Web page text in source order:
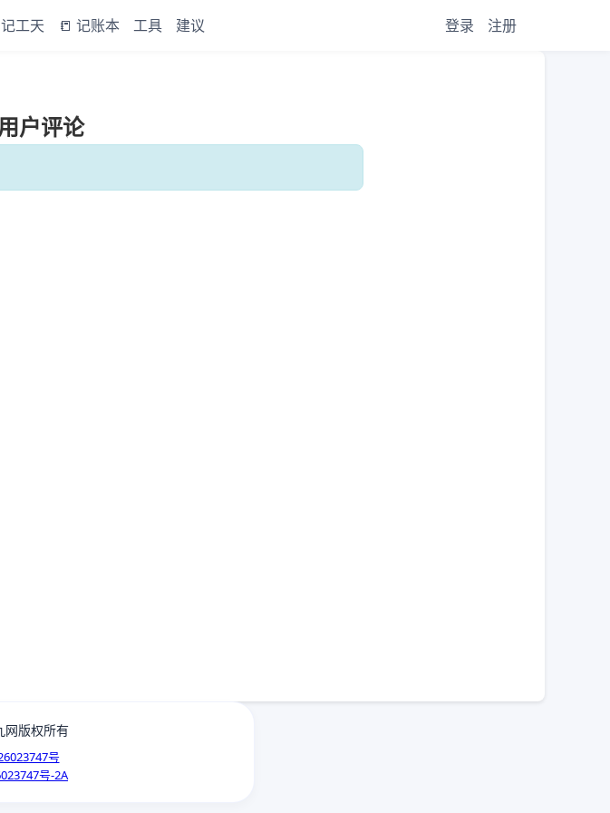
记工天 📒 记账本 工具 建议 登录 注册
户评论
版权所有
号
号-2A